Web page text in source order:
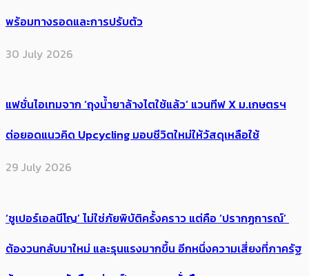
พร้อมทางรอดและการปรับตัว
30 July 2026
แฟชั่นไอเทมจาก ‘ถุงน้ำยาล้างไตใช้แล้ว’ แวนทีฟ X ม.เกษตรฯ
ต่อยอดแนวคิด Upcycling มอบชีวิตใหม่ให้วัสดุเหลือใช้
29 July 2026
‘ซูเปอร์เอลนีโญ’ ไม่ใช่ภัยพิบัติครั้งคราว แต่คือ ‘ปรากฏการณ์’ ​
ต้อง​วนกลับมาใหม่ และรุนแรงมากขึ้น อีกหนึ่งความเสี่ยงที่ภาครัฐ